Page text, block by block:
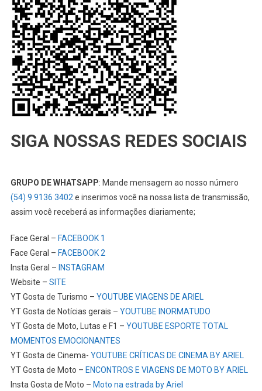
SIGA NOSSAS REDES SOCIAIS
GRUPO DE WHATSAPP: Mande mensagem ao nosso número
(54) 9 9136 3402 e inserimos você na nossa lista de transmissão,
assim você receberá as informações diariamente;
Face Geral – FACEBOOK 1
Face Geral – FACEBOOK 2
Insta Geral – INSTAGRAM
Website – SITE
YT Gosta de Turismo – YOUTUBE VIAGENS DE ARIEL
YT Gosta de Notícias gerais – YOUTUBE INORMATUDO
YT Gosta de Moto, Lutas e F1 – YOUTUBE ESPORTE TOTAL
MOMENTOS EMOCIONANTES
YT Gosta de Cinema- YOUTUBE CRÍTICAS DE CINEMA BY ARIEL
YT Gosta de Moto – ENCONTROS E VIAGENS DE MOTO BY ARIEL
Insta Gosta de Moto – Moto na estrada by Ariel